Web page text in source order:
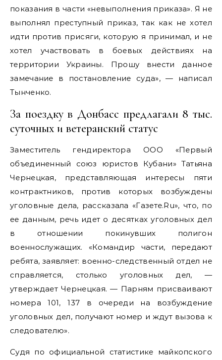
показания в части «невыполнения приказа». Я не
выполнял преступный приказ, так как не хотел
идти против присяги, которую я принимал, и не
хотел участвовать в боевых действиях на
территории Украины. Прошу внести данное
замечание в постановление суда», — написал
Тынченко.
За поездку в Донбасс предлагали 8 тыс.
суточных и ветеранский статус
Заместитель гендиректора ООО «Первый
объединенный союз юристов Кубани» Татьяна
Чернецкая, представляющая интересы пяти
контрактников, против которых возбуждены
уголовные дела, рассказала «Газете.Ru», что, по
ее данным, речь идет о десятках уголовных дел
в отношении покинувших полигон
военнослужащих. «Командир части, передают
ребята, заявляет: военно-следственный отдел не
справляется, столько уголовных дел, —
утверждает Чернецкая. — Парням присваивают
номера 101, 137 в очереди на возбуждение
уголовных дел, получают номер и ждут вызова к
следователю».
Судя по официальной статистике майкопского